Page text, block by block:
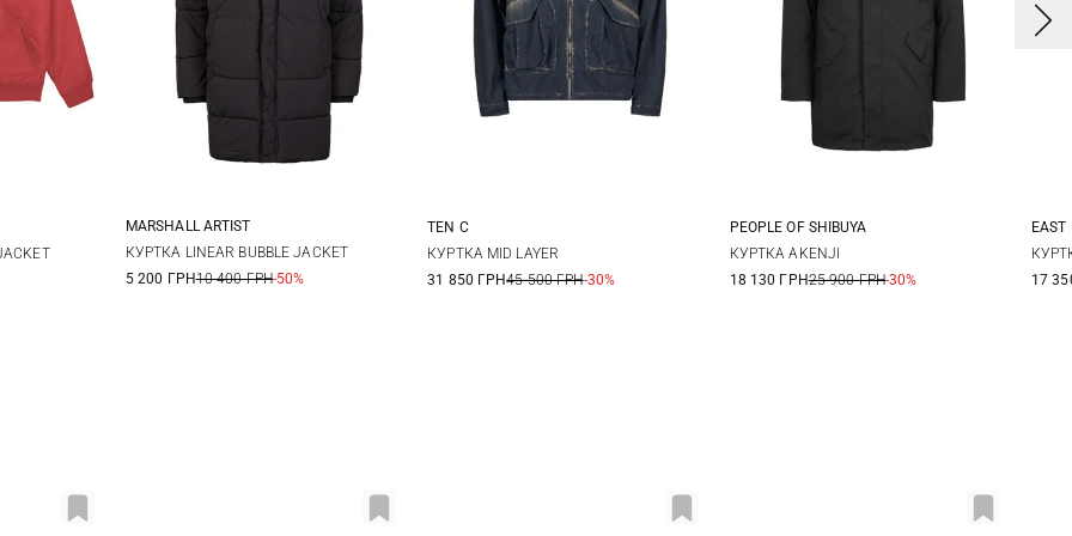
S M L
MARSHALL ARTIST
КУРТКА LINEAR BUBBLE JACKET
5 200 ГРН10 400 ГРН-50%
48 50
TEN C
КУРТКА MID LAYER
31 850 ГРН45 500 ГРН-30%
50 54
PEOPLE OF SHIBUYA
КУРТКА AKENJI
18 130 ГРН25 900 ГРН-30%
EAST
17